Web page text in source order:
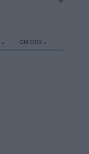
OM OSS